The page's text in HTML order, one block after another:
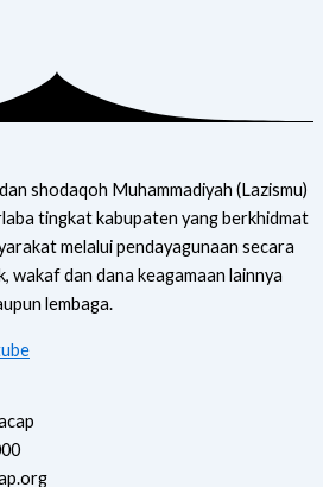
shodaqoh Muhammadiyah (Lazismu)
tingkat kabupaten yang berkhidmat
melalui pendayagunaan secara
wakaf dan dana keagamaan lainnya
lembaga.